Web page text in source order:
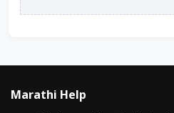
Marathi Help